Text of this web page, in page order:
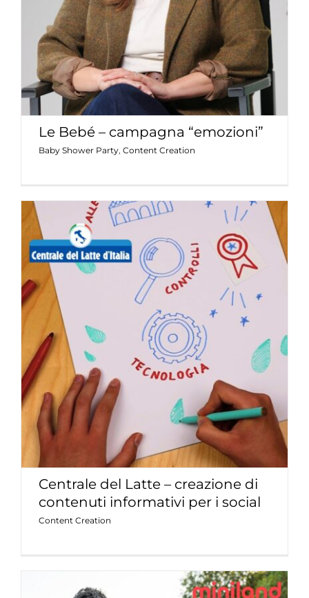
Le Bebé – campagna “emozioni”
Baby Shower Party, Content Creation
Centrale del Latte – creazione di
contenuti informativi per i social
Content Creation
Centrale del Latte – creazione di
contenuti informativi per i social
Content Creation